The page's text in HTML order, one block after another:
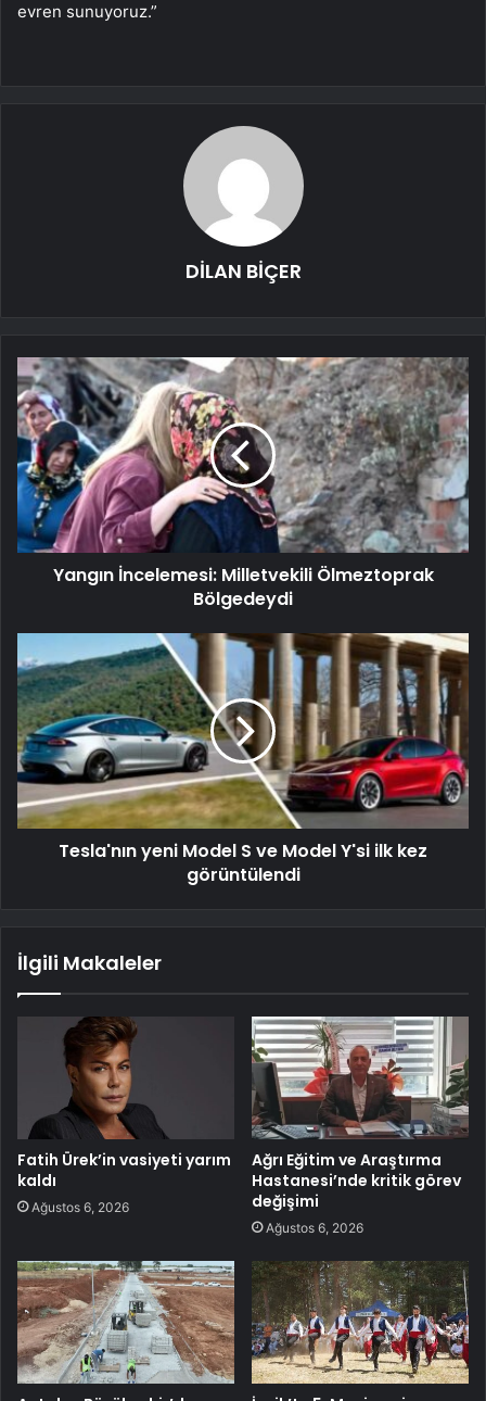
evren sunuyoruz.”
DİLAN BİÇER
Yangın İncelemesi: Milletvekili Ölmeztoprak
Bölgedeydi
Tesla'nın yeni Model S ve Model Y'si ilk kez
görüntülendi
İlgili Makaleler
Fatih Ürek’in vasiyeti yarım
kaldı
Ağustos 6, 2026
Ağrı Eğitim ve Araştırma
Hastanesi’nde kritik görev
değişimi
Ağustos 6, 2026